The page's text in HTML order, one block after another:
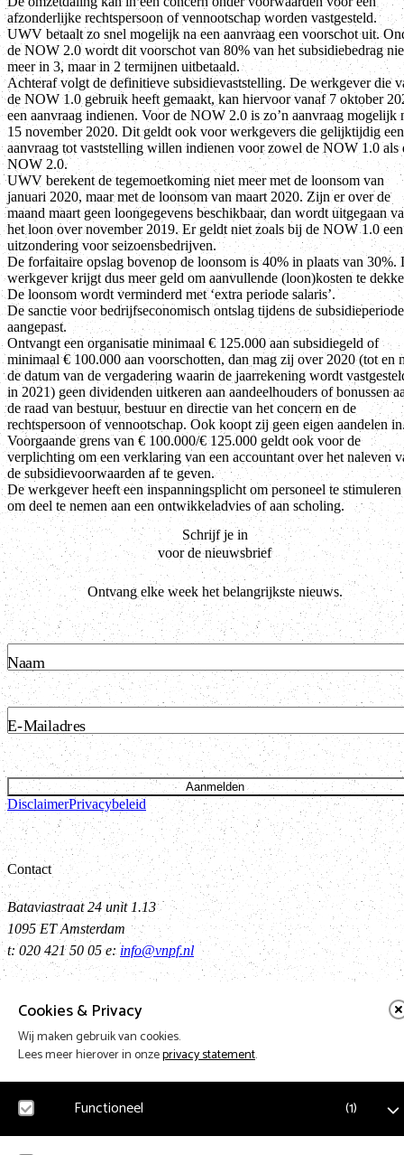
Cookies & Privacy
Wij maken gebruik van cookies.
Lees meer hierover in onzeprivacy statement.
Functioneel (1)
afzonderlijke rechtspersoon of vennootschap worden vastgesteld.
UWV betaalt zo snel mogelijk na een aanvraag een voorschot uit.
de NOW 2.0 wordt dit voorschot van 80% van het subsidiebedrag
meer in 3, maar in 2 termijnen uitbetaald.
Achteraf volgt de definitieve subsidievaststelling. De werkgever die
de NOW 1.0 gebruik heeft gemaakt, kan hiervoor vanaf 7 oktober
een aanvraag indienen. Voor de NOW 2.0 is zo’n aanvraag mogelijk
15 november 2020. Dit geldt ook voor werkgevers die gelijktijdig een
aanvraag tot vaststelling willen indienen voor zowel de NOW 1.0 als
NOW 2.0.
UWV berekent de tegemoetkoming niet meer met de loonsom van
januari 2020, maar met de loonsom van maart 2020. Zijn er over de
maand maart geen loongegevens beschikbaar, dan wordt uitgegaan
het loon over november 2019. Er geldt niet zoals bij de NOW 1.0 een
uitzondering voor seizoensbedrijven.
De forfaitaire opslag bovenop de loonsom is 40% in plaats van 30%.
werkgever krijgt dus meer geld om aanvullende (loon)kosten te
De loonsom wordt verminderd met ‘extra periode salaris’.
De sanctie voor bedrijfseconomisch ontslag tijdens de
aangepast.
Ontvangt een organisatie minimaal € 125.000 aan subsidiegeld of
minimaal € 100.000 aan voorschotten, dan mag zij over 2020 (tot en
de datum van de vergadering waarin de jaarrekening wordt
in 2021) geen dividenden uitkeren aan aandeelhouders of bonussen
de raad van bestuur, bestuur en directie van het concern en de
rechtspersoon of vennootschap. Ook koopt zij geen eigen aandelen
Voorgaande grens van € 100.000/€ 125.000 geldt ook voor de
verplichting om een verklaring van een accountant over het naleven
de subsidievoorwaarden af te geven.
De werkgever heeft een inspanningsplicht om personeel te stimuleren
om deel te nemen aan een ontwikkeladvies of aan scholing.
Schrijf je in
voor de nieuwsbrief
Ontvang elke week het belangrijkste nieuws.
Naam
E-Mailadres
Aanmelden
DisclaimerPrivacybeleid
Contact
Bataviastraat 24 unit 1.13
1095 ET Amsterdam
t: 020 421 50 05 e: info@vnpf.nl
Vereniging Nederlandse Poppodia en -Festivals
VNPF behartigt de collectieve belangen van de poppodia en
van Nederland
Terug naar